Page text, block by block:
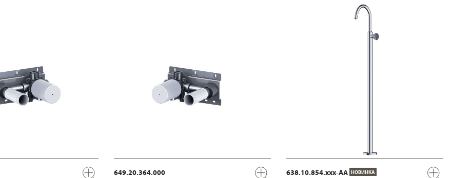
649.20.364.000
638.10.854.xxx-AA НОВИНКА